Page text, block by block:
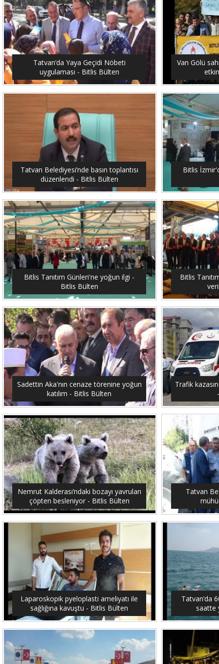
Tatvan’da Yaya Geçidi Nöbeti
uygulaması - Bitlis Bülten
Van Gölü
Tatvan Belediyesi’nde basın toplantısı
düzenlendi - Bitlis Bülten
Bitlis
Bitlis Tanıtım Günleri'ne yoğun ilgi -
Bitlis Bülten
Bitlis
Sadettin Aka'nın cenaze törenine yoğun
katılım - Bitlis Bülten
Trafik
Nemrut Kalderası’ndaki bozayı yavruları
çöpten besleniyor - Bitlis Bülten
Tatvan
Laparoskopik pyeloplasti ameliyatı ile
sağlığına kavuştu - Bitlis Bülten
Tatvan’da
saatte